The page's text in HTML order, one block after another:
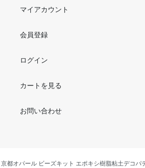
マイアカウント
会員登録
ログイン
カートを見る
お問い合わせ
京都オパール ビーズキット エポキシ樹脂粘土デコパ